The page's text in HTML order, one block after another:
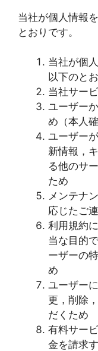
当社が個人情報
とおりです。
当社が個
以下のと
当社サー
ユーザー
め（本人
ユーザー
新情報，
る他のサ
ため
メンテナ
応じたご
利用規約
当な目的
ーザーの
め
ユーザー
更，削除
だくため
有料サー
金を請求